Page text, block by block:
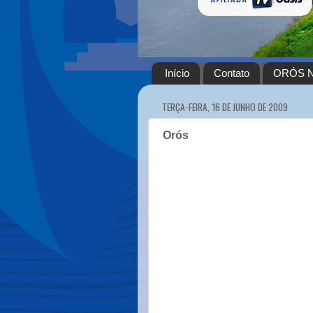
Início Contato ORÓS
TERÇA-FEIRA, 16 DE JUNHO DE 2009
Orós